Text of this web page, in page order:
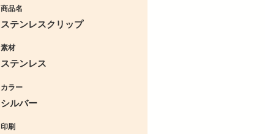
商品名
ステンレスクリップ
素材
ステンレス
カラー
シルバー
印刷